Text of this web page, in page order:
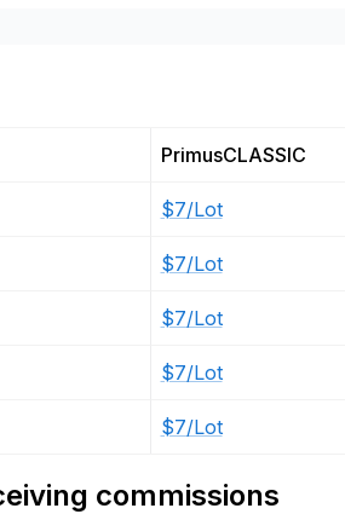
PrimusCLASSIC
$7/Lot
$7/Lot
$7/Lot
$7/Lot
$7/Lot
commissions